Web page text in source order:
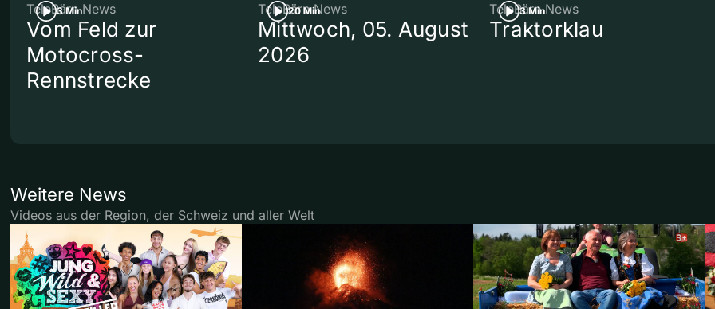
3 Min
TeleBärn News
Vom Feld zur
Motocross-
Rennstrecke
20 Min
TeleBärn News
Mittwoch, 05. August
2026
3 Min
TeleBärn News
Traktorklau
Weitere News
Videos aus der Region, der Schweiz und aller Welt